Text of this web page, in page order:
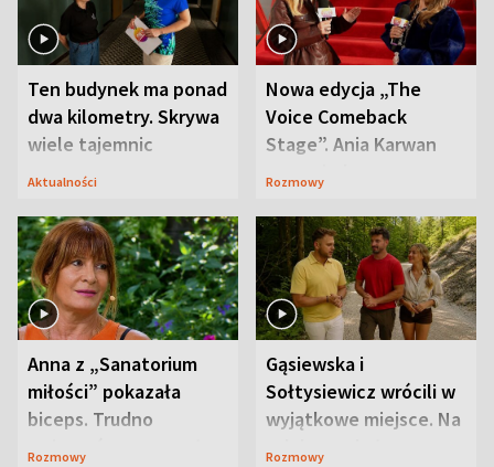
Ten budynek ma ponad
dwa kilometry. Skrywa
wiele tajemnic
Aktualności
Nowa edycja „The
Voice Comeback
Stage”. Ania Karwan
zapowiada
Rozmowy
Anna z „Sanatorium
miłości” pokazała
biceps. Trudno
uwierzyć, co przeszła
Rozmowy
Gąsiewska i
Sołtysiewicz wrócili w
wyjątkowe miejsce. Na
szlaku czekał
Rozmowy